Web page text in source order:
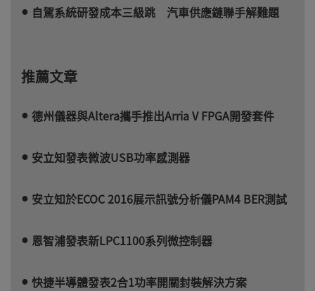
自駕系統研發成本三級跳 汽車供應鏈聯手解難題
推薦文章
德州儀器與Altera攜手推出Arria V FPGA開發套件
安立知發表微波USB功率感測器
安立知於ECOC 2016展示訊號分析儀PAM4 BER測試
恩智浦發表新LPC1100系列微控制器
快捷半導體發表2合1功率開關封裝解決方案